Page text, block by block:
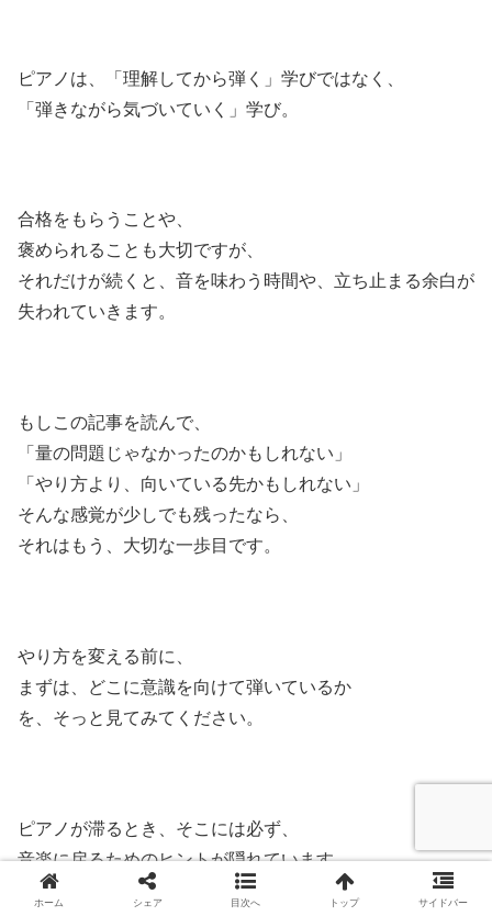
ピアノは、「理解してから弾く」学びではなく、
「弾きながら気づいていく」学び。
合格をもらうことや、
褒められることも大切ですが、
それだけが続くと、音を味わう時間や、立ち止まる余白が
失われていきます。
もしこの記事を読んで、
「量の問題じゃなかったのかもしれない」
「やり方より、向いている先かもしれない」
そんな感覚が少しでも残ったなら、
それはもう、大切な一歩目です。
やり方を変える前に、
まずは、どこに意識を向けて弾いているか
を、そっと見てみてください。
ピアノが滞るとき、そこには必ず、
音楽に戻るためのヒントが隠れています。
ホーム シェア 目次へ トップ サイドバー